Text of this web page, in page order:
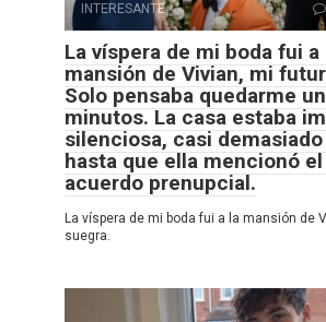
INTERESANTE
La víspera de mi boda fui a
mansión de Vivian, mi
Solo pensaba quedarme
minutos. La casa estaba
silenciosa, casi
hasta que ella mencionó
acuerdo prenupcial.
La víspera de mi boda fui a la mansión de
suegra.